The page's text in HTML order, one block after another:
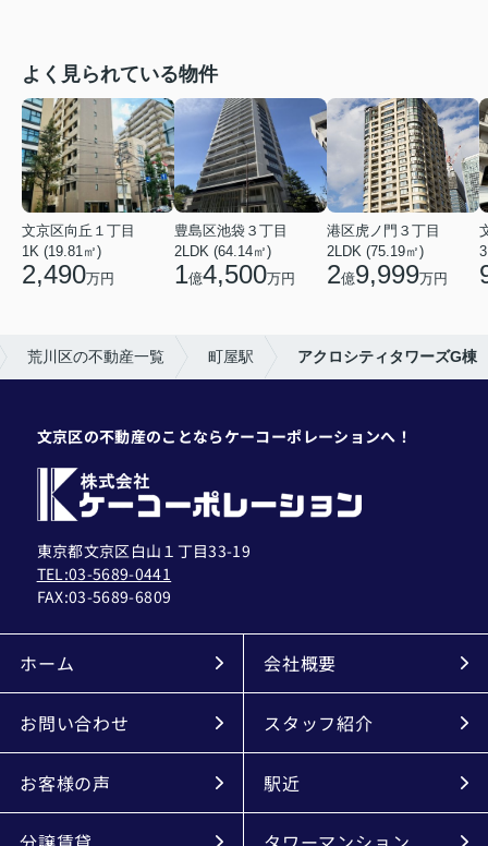
よく見られている物件
文京区向丘１丁目
1K (19.81㎡)
2,490万円
豊島区池袋３丁目
2LDK (64.14㎡)
1億4,500万円
港区虎ノ門３丁目
2LDK (75.19㎡)
2億9,999万円
荒川区の不動産一覧 町屋駅 アクロシティタワーズG棟
文京区の不動産のことならケーコーポレーションへ！
東京都文京区白山１丁目33-19
TEL:03-5689-0441
FAX:03-5689-6809
ホーム 会社概要
お問い合わせ スタッフ紹介
お客様の声 駅近